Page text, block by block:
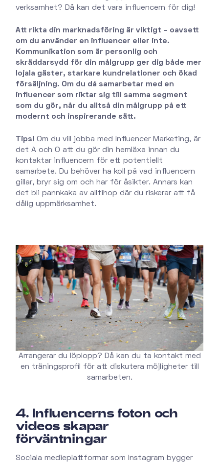
verksamhet? Då kan det vara influencern för dig!
Att rikta din marknadsföring är viktigt – oavsett
om du använder en influencer eller inte.
Kommunikation som är personlig och
skräddarsydd för din målgrupp ger dig både mer
lojala gäster, starkare kundrelationer och ökad
försäljning. Om du då samarbetar med en
influencer som riktar sig till samma segment
som du gör, når du alltså din målgrupp på ett
modernt och inspirerande sätt.
Tips! Om du vill jobba med Influencer Marketing, är
det A och O att du gör din hemläxa innan du
kontaktar influencern för ett potentiellt
samarbete. Du behöver ha koll på vad influencern
gillar, bryr sig om och har för åsikter. Annars kan
det bli pannkaka av alltihop där du riskerar att få
dålig uppmärksamhet.
Arrangerar du löplopp? Då kan du ta kontakt med
en träningsprofil för att diskutera möjligheter till
samarbeten.
4. Influencerns foton och
videos skapar
förväntningar
Sociala medieplattformar som Instagram bygger